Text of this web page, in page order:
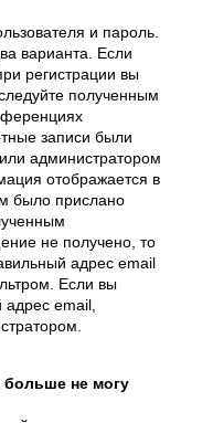
и пароль.
варианта. Если
регистрации вы
полученным
записи были
администратором
отображается в
было прислано
не получено, то
адрес email
Если вы
email,
больше не могу